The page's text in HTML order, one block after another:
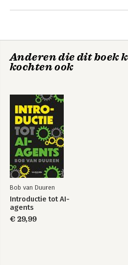
Andere boeken door
Fuck normal, I want
magic!
Bekijk alle boeken
Anderen die dit boek
kochten ook
Bob van Duuren
Introductie tot AI-
agents
€ 29,99